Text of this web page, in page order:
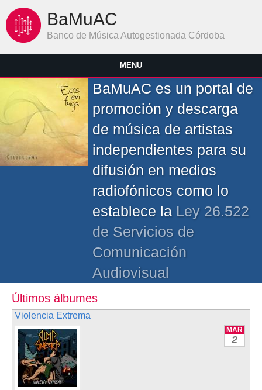
BaMuAC
Banco de Música Autogestionada Córdoba
MENU
BaMuAC es un portal de
promoción y descarga
de música de artistas
independientes para su
difusión en medios
radiofónicos como lo
establece la Ley 26.522
de Servicios de
Comunicación
Audiovisual
Últimos álbumes
Violencia Extrema
MAR
2